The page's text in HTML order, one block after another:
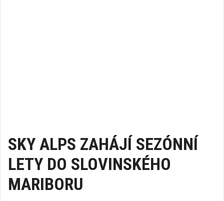
SKY ALPS ZAHÁJÍ SEZÓNNÍ
LETY DO SLOVINSKÉHO
MARIBORU